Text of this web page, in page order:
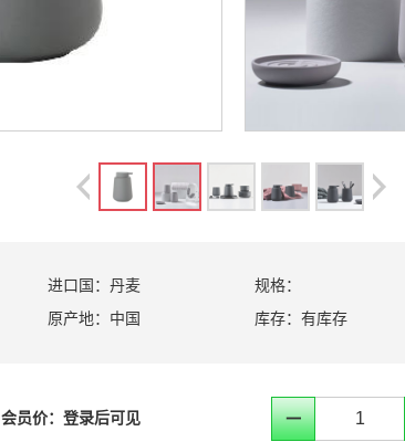
进口国： 丹麦
原产地： 中国
规格：
库存： 有库存
会员价： 登录后可见